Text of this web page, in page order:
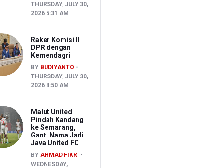
THURSDAY, JULY 30,
2026 5:31 AM
Raker Komisi II
DPR dengan
Kemendagri
BY BUDIYANTO
THURSDAY, JULY 30,
2026 8:50 AM
Malut United
Pindah Kandang
ke Semarang,
Ganti Nama Jadi
Java United FC
BY AHMAD FIKRI
WEDNESDAY,